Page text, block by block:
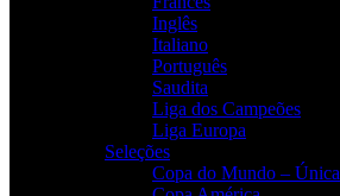
Inglês
Italiano
Português
Saudita
Liga dos Campeões
Liga Europa
Seleções
Copa do Mundo – Única